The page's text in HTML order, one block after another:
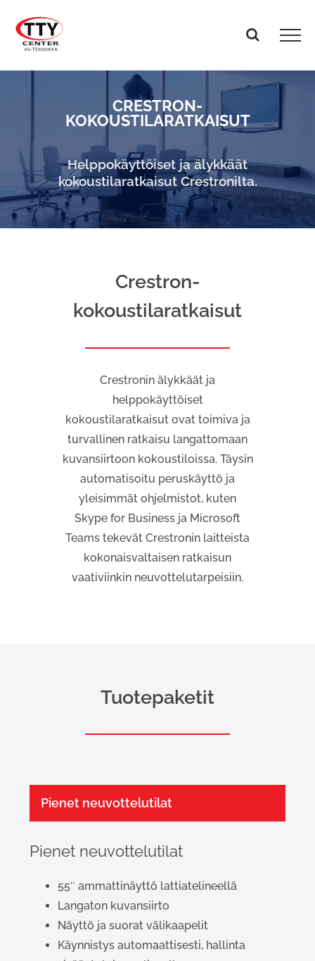
content
CRESTRON-
KOKOUSTILARATKAISUT
Helppokäyttöiset ja älykkäät
kokoustilaratkaisut Crestronilta.
Crestron-
kokoustilaratkaisut
Crestronin älykkäät ja
helppokäyttöiset
kokoustilaratkaisut ovat toimiva ja
turvallinen ratkaisu langattomaan
kuvansiirtoon kokoustiloissa. Täysin
automatisoitu peruskäyttö ja
yleisimmät ohjelmistot, kuten
Skype for Business ja Microsoft
Teams tekevät Crestronin laitteista
kokonaisvaltaisen ratkaisun
vaativiinkin neuvottelutarpeisiin.
Tuotepaketit
Pienet neuvottelutilat
Pienet neuvottelutilat
55″ ammattinäyttö lattiatelineellä
Langaton kuvansiirto
Näyttö ja suorat välikaapelit
Käynnistys automaattisesti, hallinta